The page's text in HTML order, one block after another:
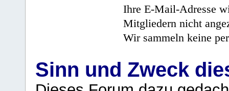
Ihre E-Mail-Adresse
Mitgliedern nicht
Wir sammeln keine
Sinn und Zweck